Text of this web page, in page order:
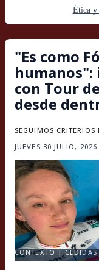
Ética y
"Es como
con Tour
desde
JUEVES 30 JULIO,
SEGUIMOS CRITERIOS
CONTEXTO | CEDIDAS